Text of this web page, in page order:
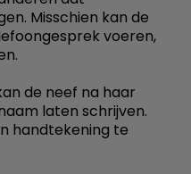
Misschien kan de
voeren,
de neef na haar
laten schrijven.
handtekening te